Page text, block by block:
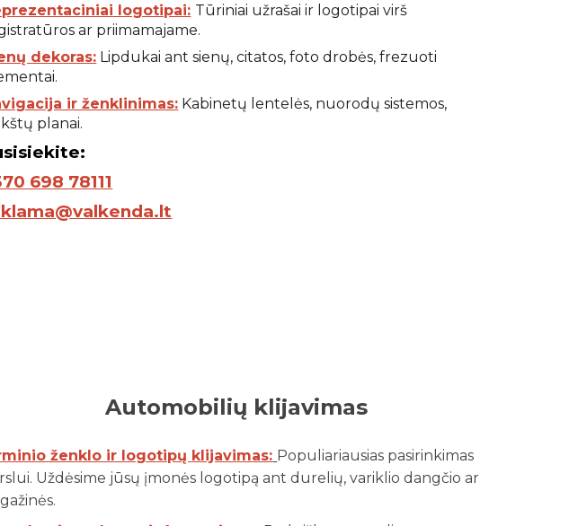
logotipai: Tūriniai užrašai ir logotipai virš
ar priimamajame.
dekoras: Lipdukai ant sienų, citatos, foto drobės, frezuoti
ir ženklinimas: Kabinetų lentelės, nuorodų sistemos,
planai.
698 78111
Automobilių klijavimas
ženklo ir logotipų klijavimas: Populiariausias pasirinkimas
Uždėsime jūsų įmonės logotipą ant durelių, variklio dangčio ar